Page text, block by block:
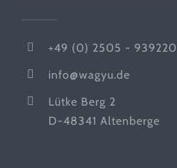
+49 (0) 2505 - 939220
info@wagyu.de
Lütke Berg 2
D-48341 Altenberge